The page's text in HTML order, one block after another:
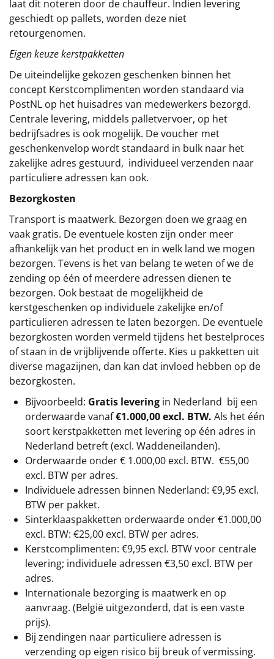
laat dit noteren door de chauffeur. Indien levering
geschiedt op pallets, worden deze niet
retourgenomen.
Eigen keuze kerstpakketten
De uiteindelijke gekozen geschenken binnen het
concept Kerstcomplimenten worden standaard via
PostNL op het huisadres van medewerkers bezorgd.
Centrale levering, middels palletvervoer, op het
bedrijfsadres is ook mogelijk. De voucher met
geschenkenvelop wordt standaard in bulk naar het
zakelijke adres gestuurd, individueel verzenden naar
particuliere adressen kan ook.
Bezorgkosten
Transport is maatwerk. Bezorgen doen we graag en
vaak gratis. De eventuele kosten zijn onder meer
afhankelijk van het product en in welk land we mogen
bezorgen. Tevens is het van belang te weten of we de
zending op één of meerdere adressen dienen te
bezorgen. Ook bestaat de mogelijkheid de
kerstgeschenken op individuele zakelijke en/of
particulieren adressen te laten bezorgen. De eventuele
bezorgkosten worden vermeld tijdens het bestelproces
of staan in de vrijblijvende offerte. Kies u pakketten uit
diverse magazijnen, dan kan dat invloed hebben op de
bezorgkosten.
Bijvoorbeeld: Gratis levering in Nederland bij een
orderwaarde vanaf€1.000,00 excl. BTW. Als het één
soort kerstpakketten met levering op één adres in
Nederland betreft (excl. Waddeneilanden).
Orderwaarde onder € 1.000,00 excl. BTW. €55,00
excl. BTW per adres.
Individuele adressen binnen Nederland: €9,95 excl.
BTW per pakket.
Sinterklaaspakketten orderwaarde onder €1.000,00
excl. BTW: €25,00 excl. BTW per adres.
Kerstcomplimenten: €9,95 excl. BTW voor centrale
levering; individuele adressen €3,50 excl. BTW per
adres.
Internationale bezorging is maatwerk en op
aanvraag. (België uitgezonderd, dat is een vaste
prijs).
Bij zendingen naar particuliere adressen is
verzending op eigen risico bij breuk of vermissing.